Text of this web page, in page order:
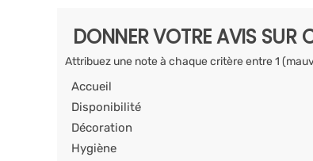
DONNER VOTRE AVIS SUR
Attribuez une note à chaque critère entre 1
Accueil
Disponibilité
Décoration
Hygiène